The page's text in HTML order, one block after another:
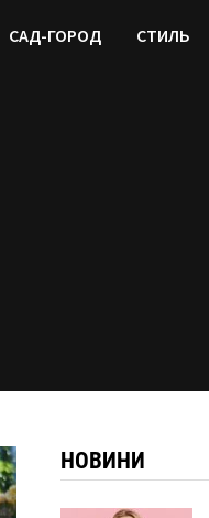
САД-ГОРОД СТИЛЬ
НОВИНИ